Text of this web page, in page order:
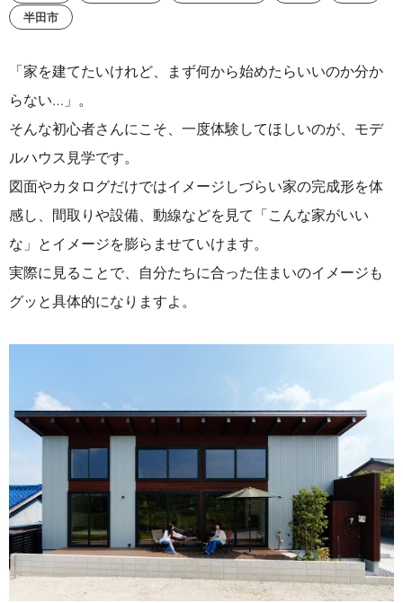
半田市
「家を建てたいけれど、まず何から始めたらいいのか分か
らない…」。
そんな初心者さんにこそ、一度体験してほしいのが、モデ
ルハウス見学です。
図面やカタログだけではイメージしづらい家の完成形を体
感し、 間取りや設備、動線などを見て「こんな家がいい
な」とイメージを膨らませていけます。
実際に見ることで、自分たちに合った住まいのイメージも
グッと具体的になりますよ。